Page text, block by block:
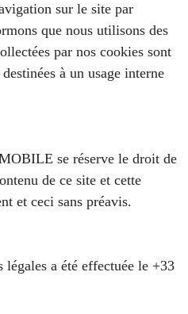
sur le site par
que nous utilisons des
par nos cookies sont
à un usage interne
se réserve le droit de
de ce site et cette
et ceci sans préavis.
a été effectuée le +33